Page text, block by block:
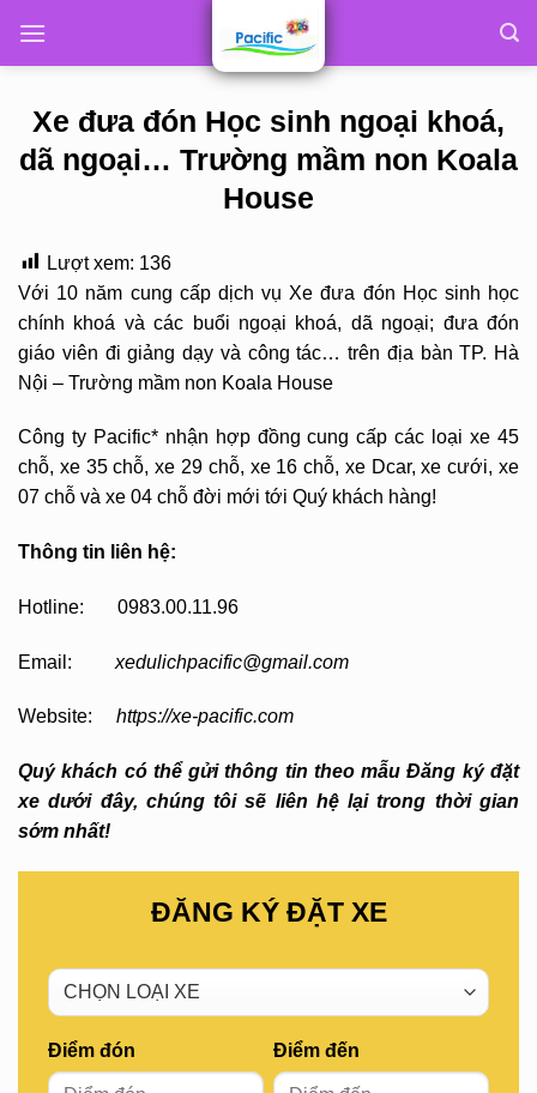
Xe đưa đón Học sinh ngoại khoá,
dã ngoại… Trường mầm non Koala
House
Lượt xem: 136
Với 10 năm cung cấp dịch vụ Xe đưa đón Học sinh học
chính khoá và các buổi ngoại khoá, dã ngoại; đưa đón
giáo viên đi giảng dạy và công tác… trên địa bàn TP. Hà
Nội – Trường mầm non Koala House
Công ty Pacific* nhận hợp đồng cung cấp các loại xe 45
chỗ, xe 35 chỗ, xe 29 chỗ, xe 16 chỗ, xe Dcar, xe cưới, xe
07 chỗ và xe 04 chỗ đời mới tới Quý khách hàng!
Thông tin liên hệ:
Hotline: 0983.00.11.96
Email: xedulichpacific@gmail.com
Website: https://xe-pacific.com
Quý khách có thể gửi thông tin theo mẫu Đăng ký đặt
xe dưới đây, chúng tôi sẽ liên hệ lại trong thời gian
sớm nhất!
ĐĂNG KÝ ĐẶT XE
Điểm đón Điểm đến